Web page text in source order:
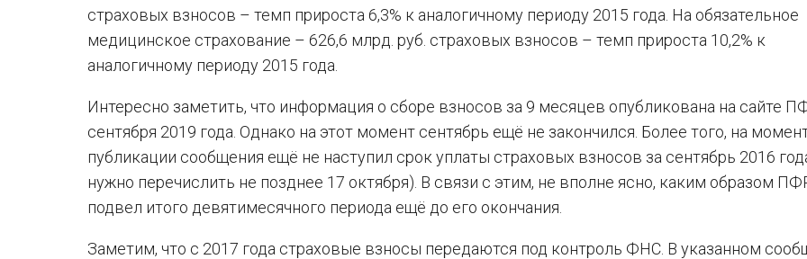
страховых взносов – темп прироста 6,3% к аналогичному периоду 2015 года. На обязательное
медицинское страхование – 626,6 млрд. руб. страховых взносов – темп прироста 10,2% к
аналогичному периоду 2015 года.
Интересно заметить, что информация о сборе взносов за 9 месяцев опубликована на сайте
сентября 2019 года. Однако на этот момент сентябрь ещё не закончился. Более того, на
публикации сообщения ещё не наступил срок уплаты страховых взносов за сентябрь 2016
нужно перечислить не позднее 17 октября). В связи с этим, не вполне ясно, каким образом
подвел итого девятимесячного периода ещё до его окончания.
Заметим, что с 2017 года страховые взносы передаются под контроль ФНС. В указанном